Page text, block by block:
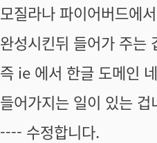
모질라나 파이어버드에
완성시킨뒤 들어가 주는
즉 ie 에서 한글 도메인
들어가지는 일이 있는 겁
---- 수정합니다.